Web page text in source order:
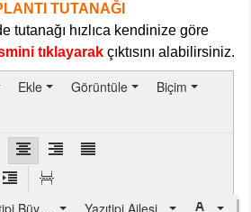
TUTANAĞI
tutanağı hızlıca kendinize göre
tıklayarak çıktısını alabilirsiniz.